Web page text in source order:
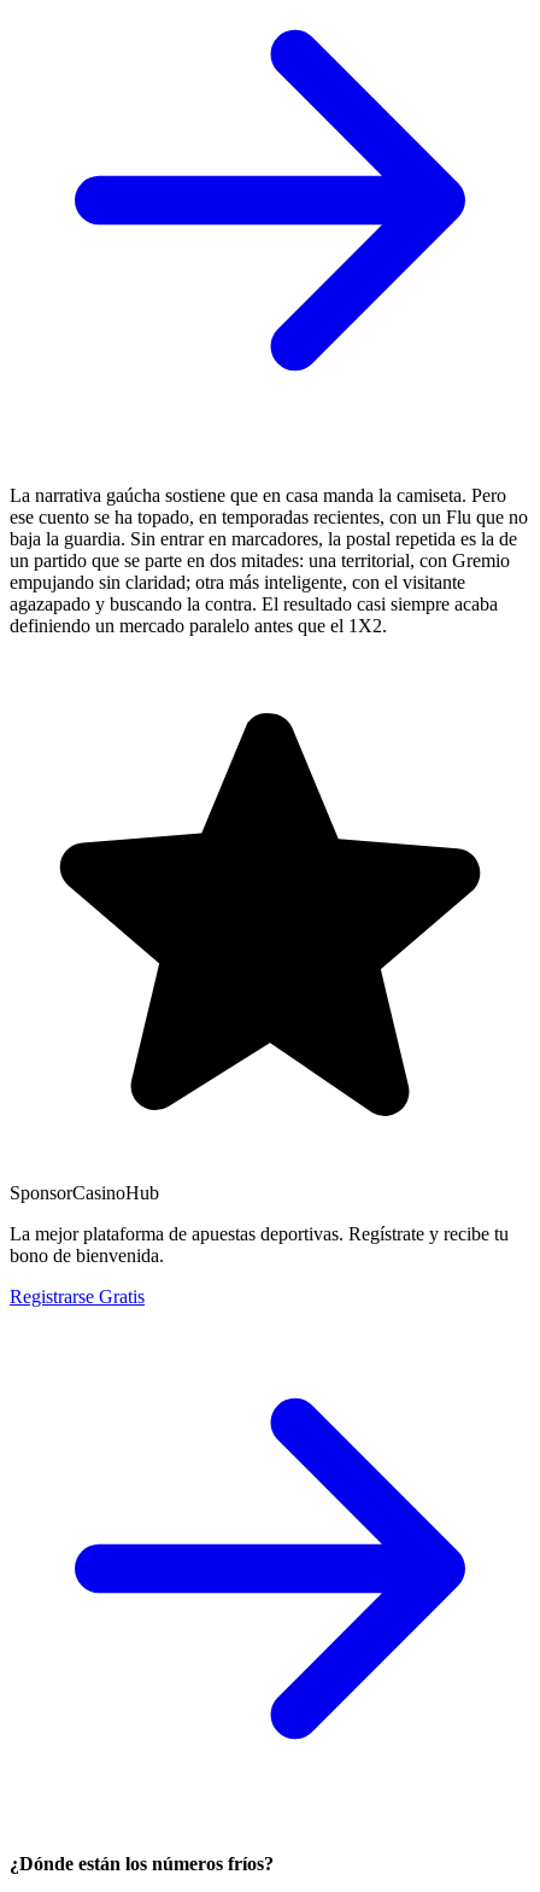
La narrativa gaúcha sostiene que en casa manda la camiseta. Pero
ese cuento se ha topado, en temporadas recientes, con un Flu que no
baja la guardia. Sin entrar en marcadores, la postal repetida es la de
un partido que se parte en dos mitades: una territorial, con Gremio
empujando sin claridad; otra más inteligente, con el visitante
agazapado y buscando la contra. El resultado casi siempre acaba
definiendo un mercado paralelo antes que el 1X2.
SponsorCasinoHub
La mejor plataforma de apuestas deportivas. Regístrate y recibe tu
bono de bienvenida.
Registrarse Gratis
¿Dónde están los números fríos?